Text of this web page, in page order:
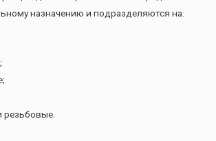
назначению и подразделяются на: